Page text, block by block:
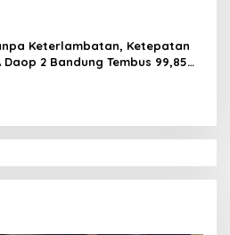
Keterlambatan, Ketepatan
Daop 2 Bandung Tembus 99,85